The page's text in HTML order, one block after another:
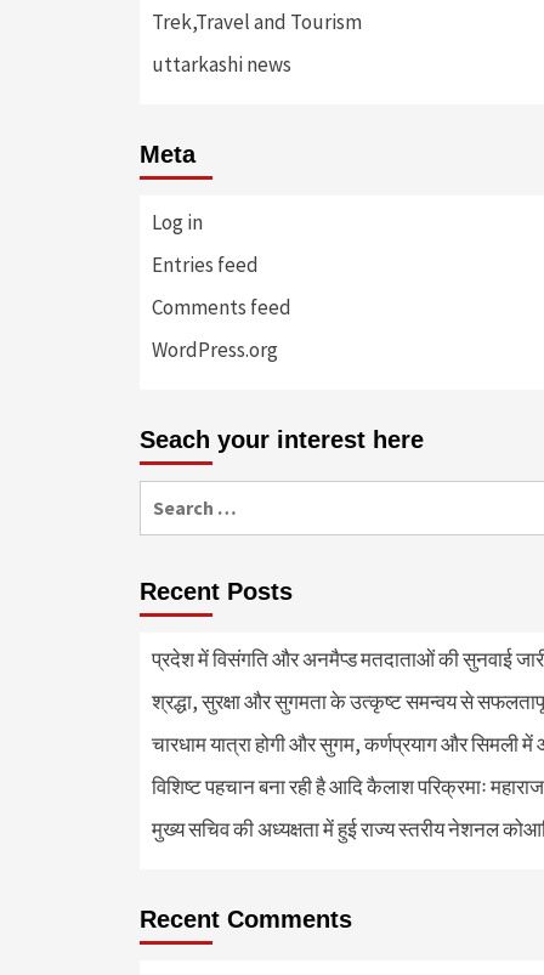
Trek,Travel and Tourism
uttarkashi news
Meta
Log in
Entries feed
Comments feed
WordPress.org
Seach your interest here
for:
Recent Posts
प्रदेश में विसंगति और अनमैप्ड मतदाताओं की सुनवाई
श्रद्धा, सुरक्षा और सुगमता के उत्कृष्ट समन्वय से
चारधाम यात्रा होगी और सुगम, कर्णप्रयाग और सिमली
विशिष्ट पहचान बना रही है आदि कैलाश परिक्रमाः महाराज
मुख्य सचिव की अध्यक्षता में हुई राज्य स्तरीय नेशनल
Recent Comments